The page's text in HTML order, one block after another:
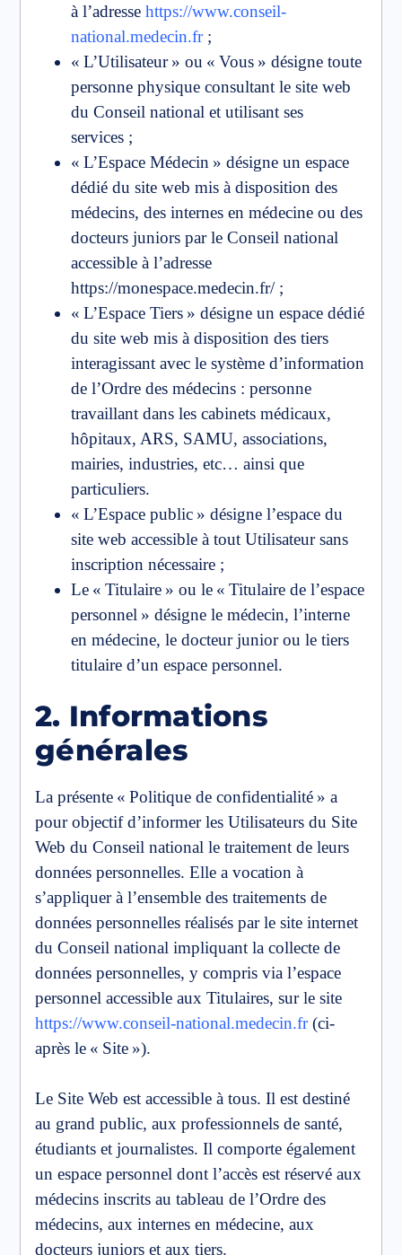
à l’adresse https://www.conseil-
national.medecin.fr;
« L’Utilisateur » ou « Vous » désigne toute
personne physique consultant le site web
du Conseil national et utilisant ses
services ;
« L’Espace Médecin » désigne un espace
dédié du site web mis à disposition des
médecins, des internes en médecine ou des
docteurs juniors par le Conseil national
accessible à l’adresse
https://monespace.medecin.fr/ ;
« L’Espace Tiers » désigne un espace dédié
du site web mis à disposition des tiers
interagissant avec le système d’information
de l’Ordre des médecins : personne
travaillant dans les cabinets médicaux,
hôpitaux, ARS, SAMU, associations,
mairies, industries, etc… ainsi que
particuliers.
« L’Espace public » désigne l’espace du
site web accessible à tout Utilisateur sans
inscription nécessaire ;
Le « Titulaire » ou le « Titulaire de l’espace
personnel » désigne le médecin, l’interne
en médecine, le docteur junior ou le tiers
titulaire d’un espace personnel.
2. Informations
générales
La présente « Politique de confidentialité » a
pour objectif d’informer les Utilisateurs du Site
Web du Conseil national le traitement de leurs
données personnelles. Elle a vocation à
s’appliquer à l’ensemble des traitements de
données personnelles réalisés par le site internet
du Conseil national impliquant la collecte de
données personnelles, y compris via l’espace
personnel accessible aux Titulaires, sur le site
https://www.conseil-national.medecin.fr(ci-
après le « Site »).
Le Site Web est accessible à tous. Il est destiné
au grand public, aux professionnels de santé,
étudiants et journalistes. Il comporte également
un espace personnel dont l’accès est réservé aux
médecins inscrits au tableau de l’Ordre des
médecins, aux internes en médecine, aux
docteurs juniors et aux tiers.